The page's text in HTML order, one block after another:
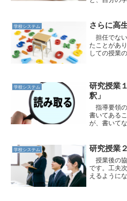
学校システム さらに高
担任でな
たことがあ
しての授業
学校システム
研究授業
釈」
指導要領
書いてある
が、書いて
学校システム 研究授業
授業後の
です。工夫
えるように